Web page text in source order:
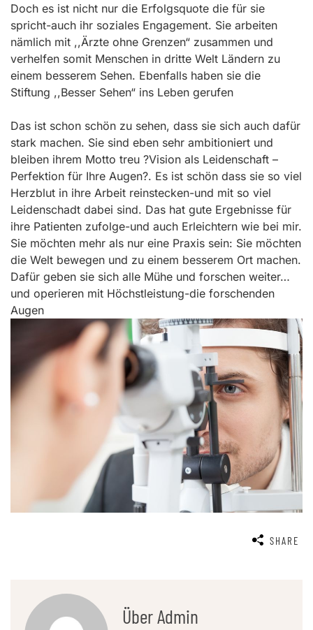
Doch es ist nicht nur die Erfolgsquote die für sie
spricht-auch ihr soziales Engagement. Sie arbeiten
nämlich mit ,,Ärzte ohne Grenzen“ zusammen und
verhelfen somit Menschen in dritte Welt Ländern zu
einem besserem Sehen. Ebenfalls haben sie die
Stiftung ,,Besser Sehen“ ins Leben gerufen
Das ist schon schön zu sehen, dass sie sich auch dafür
stark machen. Sie sind eben sehr ambitioniert und
bleiben ihrem Motto treu ?Vision als Leidenschaft –
Perfektion für Ihre Augen?. Es ist schön dass sie so viel
Herzblut in ihre Arbeit reinstecken-und mit so viel
Leidenschadt dabei sind. Das hat gute Ergebnisse für
ihre Patienten zufolge-und auch Erleichtern wie bei mir.
Sie möchten mehr als nur eine Praxis sein: Sie möchten
die Welt bewegen und zu einem besserem Ort machen.
Dafür geben sie sich alle Mühe und forschen weiter…
und operieren mit Höchstleistung-die forschenden
Augen
SHARE
Über Admin